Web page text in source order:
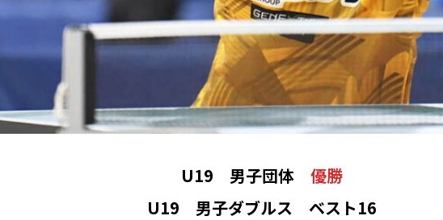
U19 男子団体 優勝
U19 男子ダブルス ベスト16